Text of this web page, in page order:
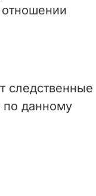
следственные
по данному